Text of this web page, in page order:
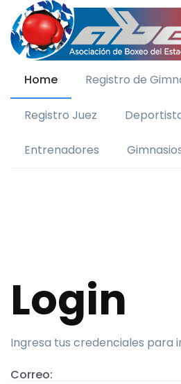
Home Registro de
Registro Juez
Entrenadores
Login
Ingresa tus credenciales para
Correo: